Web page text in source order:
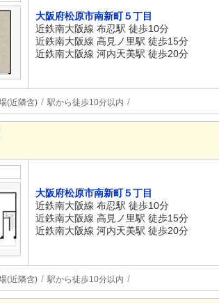
大阪府松原市南新町５丁目
近鉄南大阪線 布忍駅 徒歩10分
近鉄南大阪線 高見ノ里駅 徒歩15分
近鉄南大阪線 河内天美駅 徒歩20分
(近隣含) 駅から徒歩10分以内
大阪府松原市南新町５丁目
近鉄南大阪線 布忍駅 徒歩10分
近鉄南大阪線 高見ノ里駅 徒歩15分
近鉄南大阪線 河内天美駅 徒歩20分
(近隣含) 駅から徒歩10分以内